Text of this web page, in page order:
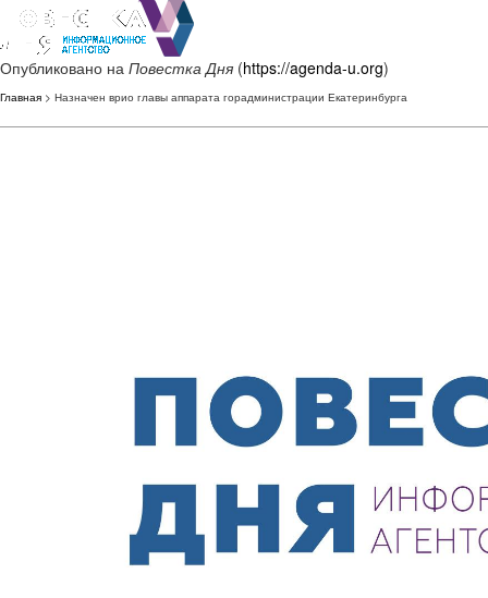
Опубликовано на Повестка Дня (https://agenda-u.org)
Главная > Назначен врио главы аппарата горадминистрации Екатеринбурга